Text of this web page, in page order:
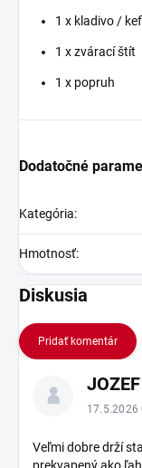
1 x kladivo /
1 x zvárací štít
1 x popruh
Dodatočné
Kategória:
Hmotnosť:
Diskusia
Pridať komentár
JOZEF
17.5.2026
Veľmi dobre drží